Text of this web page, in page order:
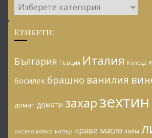
Категории:
Етикети:
България Гърция Италия Коледа
босилек брашно ванилия
домат домати захарзехтин
кисело мляко копър краве масло лайм